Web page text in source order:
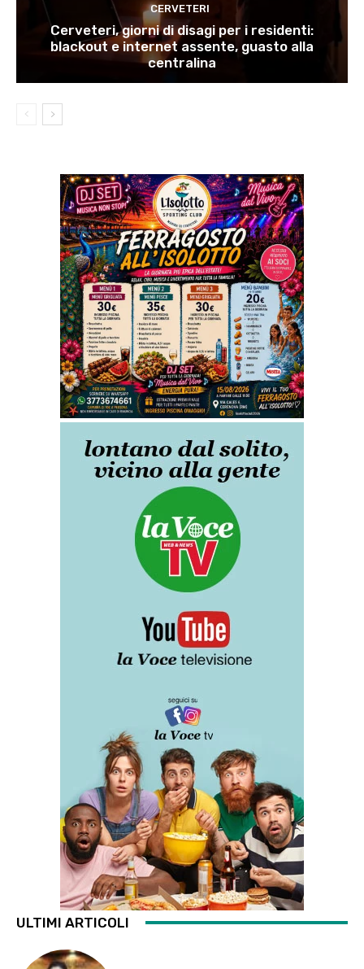
CERVETERI
Cerveteri, giorni di disagi per i residenti:
blackout e internet assente, guasto alla
centralina
ULTIMI ARTICOLI